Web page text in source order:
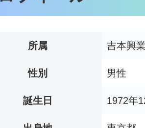
所属 吉本興業
性別 男性
誕生日 1972年